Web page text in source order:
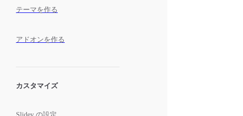
テーマを作る
アドオンを作る
カスタマイズ